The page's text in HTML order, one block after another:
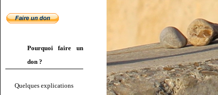
Pourquoi faire un
don ?
Quelques explications